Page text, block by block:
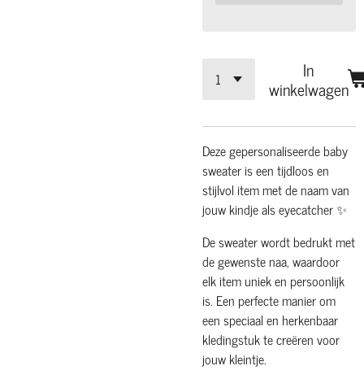
In
winkelwagen
Deze gepersonaliseerde baby
sweater is een tijdloos en
stijlvol item met de naam van
jouw kindje als eyecatcher ✨
De sweater wordt bedrukt met
de gewenste naa, waardoor
elk item uniek en persoonlijk
is. Een perfecte manier om
een speciaal en herkenbaar
kledingstuk te creëren voor
jouw kleintje.